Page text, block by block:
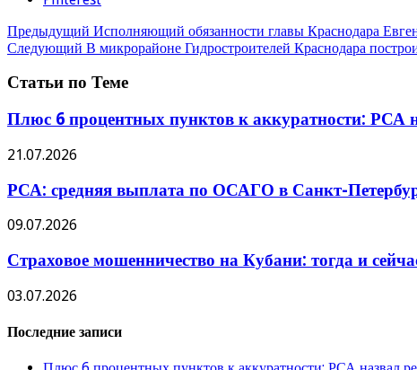
Предыдущий Исполняющий обязанности главы Краснодара
Следующий В микрорайоне Гидростроителей Краснодара
Статьи по Теме
Плюс 6 процентных пунктов к аккуратности: РСА
21.07.2026
РСА: средняя выплата по ОСАГО в Санкт-
09.07.2026
Страховое мошенничество на Кубани: тогда и
03.07.2026
Последние записи